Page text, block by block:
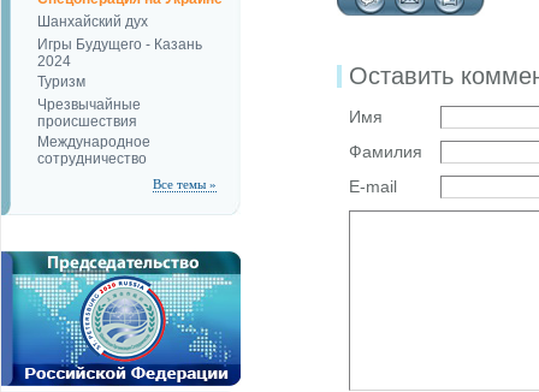
Шанхайский дух
Игры Будущего - Казань
2024
Туризм
Чрезвычайные
происшествия
Международное
сотрудничество
Все темы »
Оставить
Имя
Фамилия
E-mail